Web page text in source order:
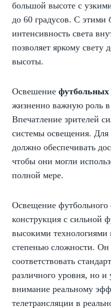
большой высоте с
до 60 градусов. С этими
интенсивность света
позволяет яркому свету
высоты.
Освешение футбольных
жизненно важную роль
Впечатление зрителей
системы освещения. Для
должно обеспечивать
чтобы они могли
полной мере.
Освещение
конструкция с сильной
высокими технологиями
степенью сложности. Он
соответствовать
различного уровня, но и
внимание реальному
телетрансляции в